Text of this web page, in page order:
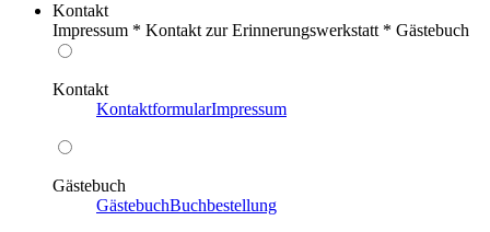
Kontakt
Impressum * Kontakt zur Erinnerungswerkstatt * Gästebuch
Kontakt
KontaktformularImpressum
Gästebuch
GästebuchBuchbestellung